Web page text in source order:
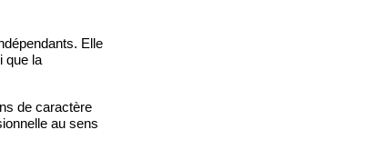
Elle
que la
de caractère
au sens